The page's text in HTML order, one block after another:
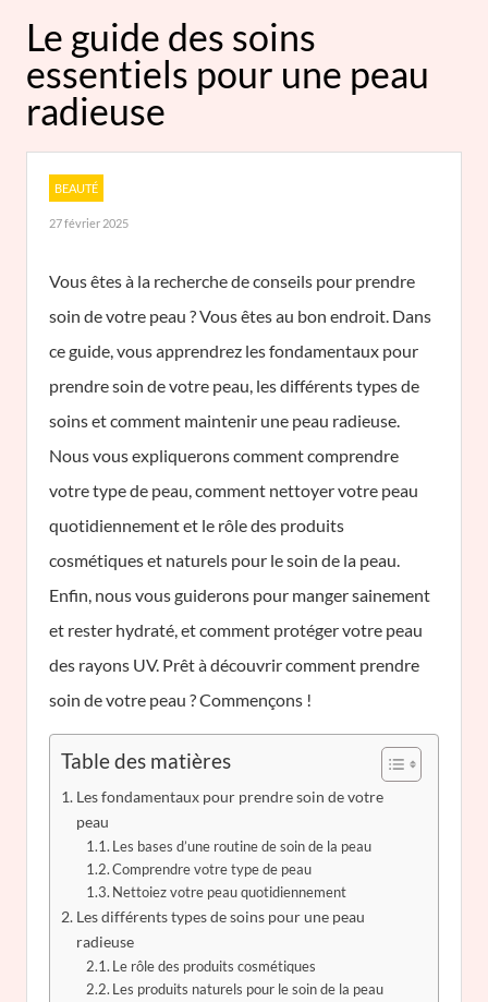
Le guide des soins
essentiels pour une peau
radieuse
BEAUTÉ
27 février 2025
Vous êtes à la recherche de conseils pour prendre
soin de votre peau ? Vous êtes au bon endroit. Dans
ce guide, vous apprendrez les fondamentaux pour
prendre soin de votre peau, les différents types de
soins et comment maintenir une peau radieuse.
Nous vous expliquerons comment comprendre
votre type de peau, comment nettoyer votre peau
quotidiennement et le rôle des produits
cosmétiques et naturels pour le soin de la peau.
Enfin, nous vous guiderons pour manger sainement
et rester hydraté, et comment protéger votre peau
des rayons UV. Prêt à découvrir comment prendre
soin de votre peau ? Commençons !
Table des matières
Les fondamentaux pour prendre soin de votre
peau
Les bases d’une routine de soin de la peau
Comprendre votre type de peau
Nettoiez votre peau quotidiennement
Les différents types de soins pour une peau
radieuse
Le rôle des produits cosmétiques
Les produits naturels pour le soin de la peau